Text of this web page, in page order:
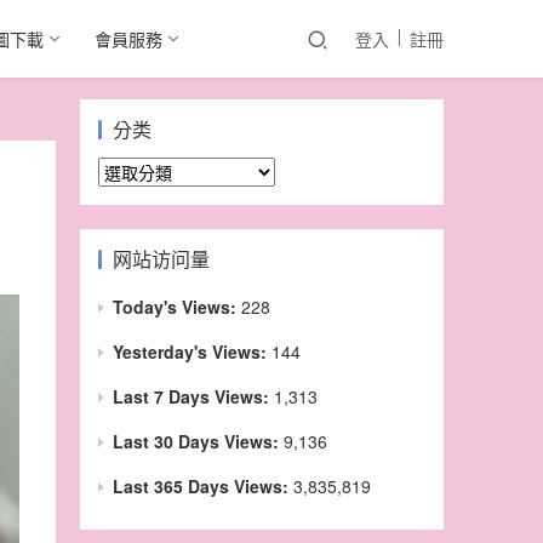
下載 會員服務 登入 註冊
分类
分
类
网站访问量
Today's Views: 228
Yesterday's Views: 144
Last 7 Days Views: 1,313
Last 30 Days Views: 9,136
Last 365 Days Views: 3,835,819